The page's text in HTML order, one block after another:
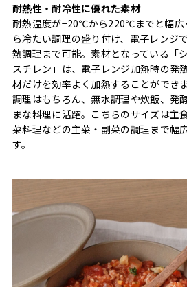
耐熱性・耐冷性に優れた素材
耐熱温度が−20℃から220℃までと幅広
ら冷たい調理の盛り付け、電子レンジ
熱調理まで可能。素材となっている「
スチレン」は、電子レンジ加熱時の発
材だけを効率よく加熱することができ
調理はもちろん、無水調理や炊飯、発
まな料理に活躍。こちらのサイズは主
菜料理などの主菜・副菜の調理まで幅
す。